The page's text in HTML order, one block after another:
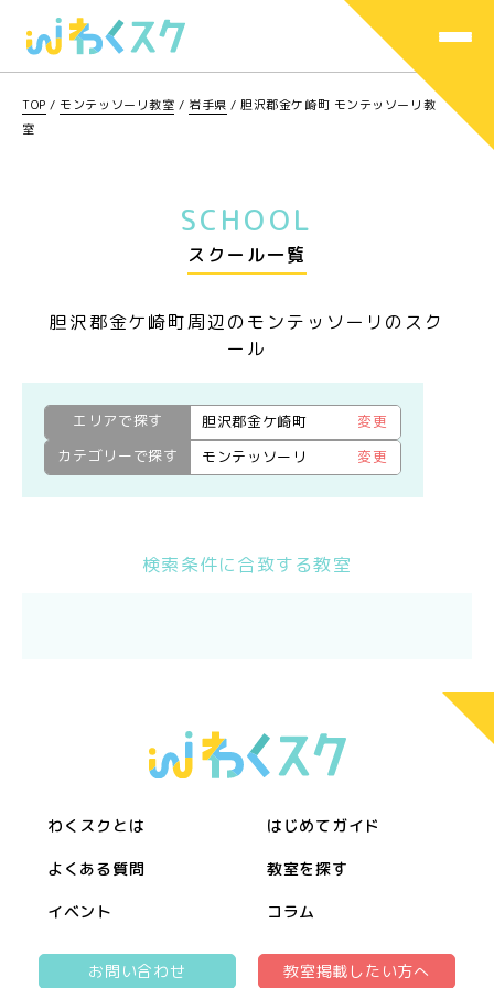
TOP / モンテッソーリ教室 / 岩手県 /胆沢郡金ケ崎町 モンテッソーリ教
室
SCHOOL
スクール一覧
胆沢郡金ケ崎町周辺のモンテッソーリのスク
ール
エリアで探す 胆沢郡金ケ崎町
変更
カテゴリーで探す
モンテッソーリ 変更
検索条件に合致する教室
わくスクとは はじめてガイド
よくある質問 教室を探す
イベント コラム
お問い合わせ 教室掲載したい方へ